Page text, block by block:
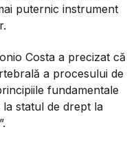
puternic instrument
Costa a precizat că
a procesului de
fundamentale
statul de drept la